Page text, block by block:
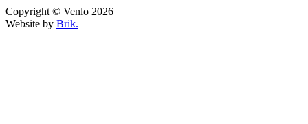
Copyright © Venlo 2026
Website by Brik.